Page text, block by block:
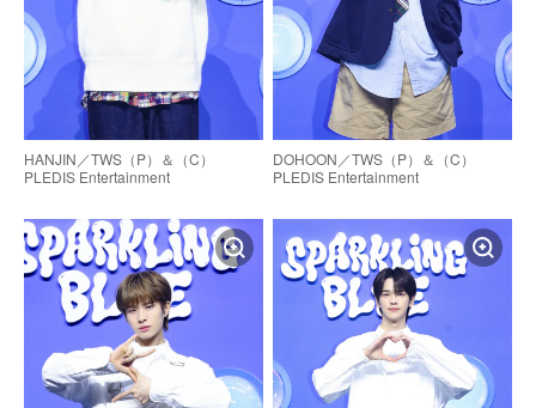
HANJIN／TWS（P）＆（C）
PLEDIS Entertainment
DOHOON／TWS（P）＆（C）
PLEDIS Entertainment